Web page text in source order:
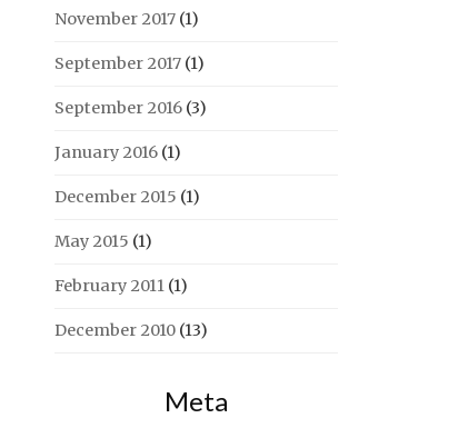
November 2017 (1)
September 2017 (1)
September 2016 (3)
January 2016 (1)
December 2015 (1)
May 2015 (1)
February 2011 (1)
December 2010 (13)
Meta